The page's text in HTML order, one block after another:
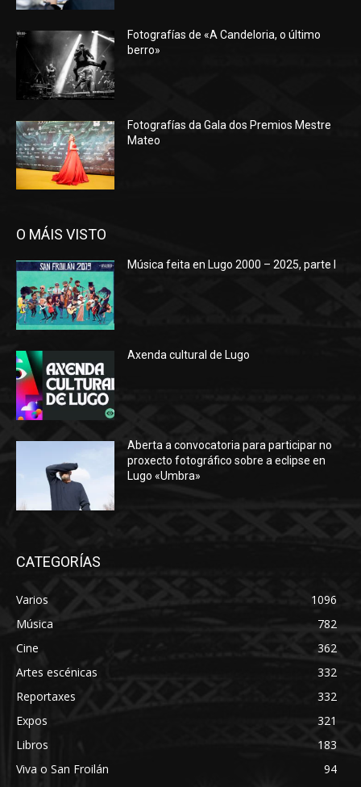
Fotografías de «A Candeloria, o último
berro»
Fotografías da Gala dos Premios Mestre
Mateo
O MÁIS VISTO
Música feita en Lugo 2000 – 2025, parte I
Axenda cultural de Lugo
Aberta a convocatoria para participar no
proxecto fotográfico sobre a eclipse en
Lugo «Umbra»
CATEGORÍAS
Varios
1096
Música
782
Cine
362
Artes escénicas
332
Reportaxes
332
Expos
321
Libros
183
Viva o San Froilán
94